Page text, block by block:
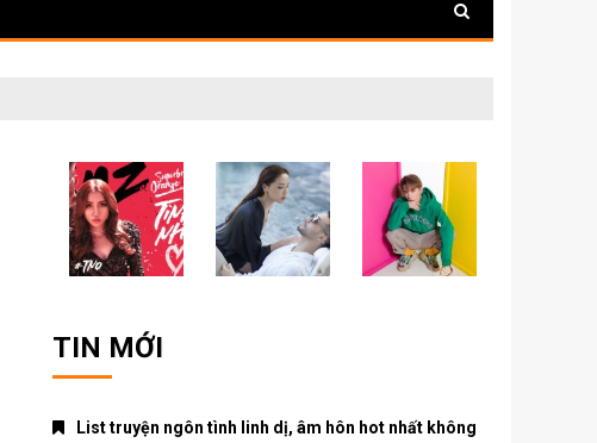
TIN MỚI
List truyện ngôn tình linh dị, âm hôn hot nhất không